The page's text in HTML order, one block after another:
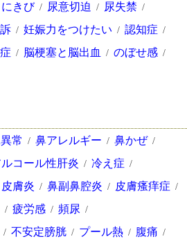
にきび 尿意切迫
尿失禁
妊娠力をつけたい
認知症
脳梗塞と脳出血
のぼせ感
常 鼻アレルギー
鼻かぜ
コール性肝炎
冷え症
皮膚炎 鼻副鼻腔炎
皮膚瘙痒症
疲労感
頻尿
不安定膀胱 プール熱
腹痛